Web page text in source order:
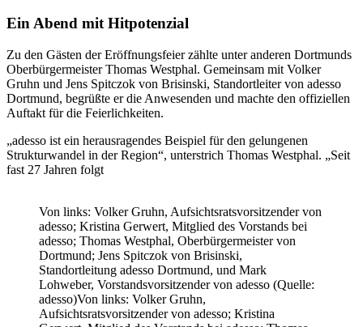
Ein Abend mit Hitpotenzial
Zu den Gästen der Eröffnungsfeier zählte unter anderen Dortmunds
Oberbürgermeister Thomas Westphal. Gemeinsam mit Volker
Gruhn und Jens Spitczok von Brisinski, Standortleiter von adesso
Dortmund, begrüßte er die Anwesenden und machte den offiziellen
Auftakt für die Feierlichkeiten.
„adesso ist ein herausragendes Beispiel für den gelungenen
Strukturwandel in der Region“, unterstrich Thomas Westphal. „Seit
fast 27 Jahren folgt
Von links: Volker Gruhn, Aufsichtsratsvorsitzender von
adesso; Kristina Gerwert, Mitglied des Vorstands bei
adesso; Thomas Westphal, Oberbürgermeister von
Dortmund; Jens Spitczok von Brisinski,
Standortleitung adesso Dortmund, und Mark
Lohweber, Vorstandsvorsitzender von adesso (Quelle:
adesso)Von links: Volker Gruhn,
Aufsichtsratsvorsitzender von adesso; Kristina